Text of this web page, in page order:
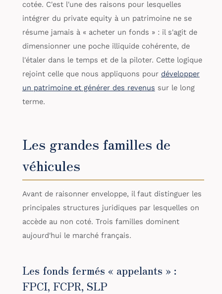
cotée. C'est l'une des raisons pour lesquelles
intégrer du private equity à un patrimoine ne se
résume jamais à « acheter un fonds » : il s'agit de
dimensionner une poche illiquide cohérente, de
l'étaler dans le temps et de la piloter. Cette logique
rejoint celle que nous appliquons pour développer
un patrimoine et générer des revenus sur le long
terme.
Les grandes familles de
véhicules
Avant de raisonner enveloppe, il faut distinguer les
principales structures juridiques par lesquelles on
accède au non coté. Trois familles dominent
aujourd'hui le marché français.
Les fonds fermés « appelants » :
FPCI, FCPR, SLP